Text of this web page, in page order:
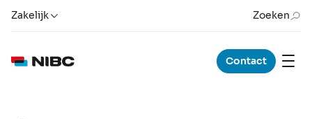
Zakelijk Zoeken
Contact